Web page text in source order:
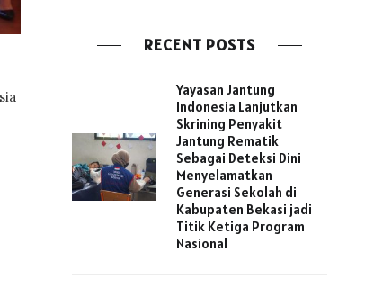
RECENT POSTS
Yayasan Jantung
Indonesia Lanjutkan
Skrining Penyakit
Jantung Rematik
Sebagai Deteksi Dini
Menyelamatkan
Generasi Sekolah di
Kabupaten Bekasi jadi
Titik Ketiga Program
Nasional